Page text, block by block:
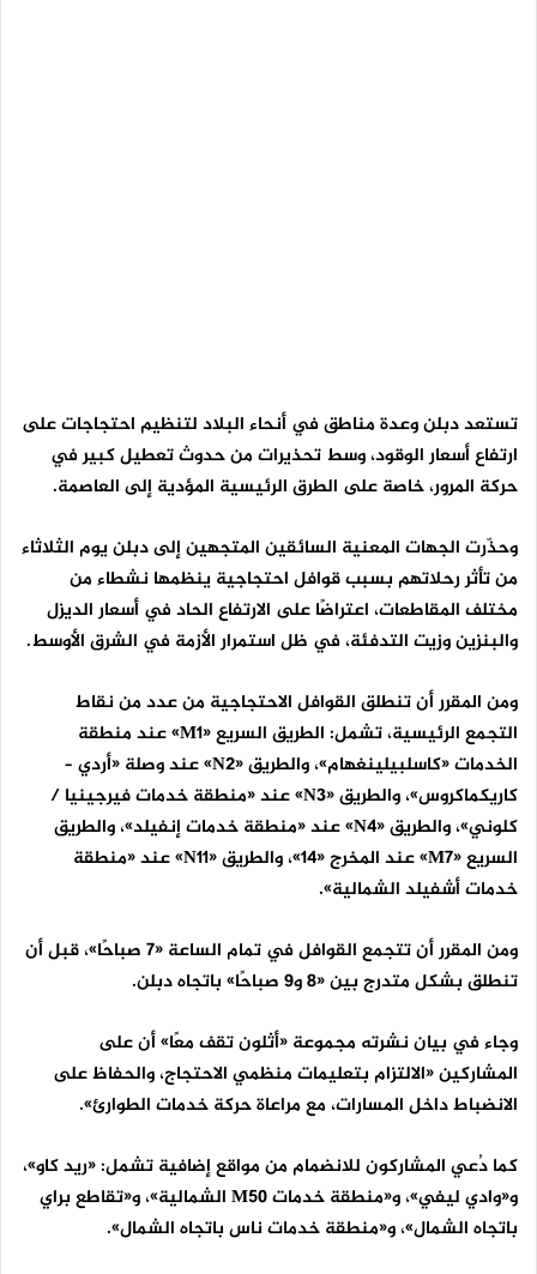
تستعد دبلن وعدة مناطق في أنحاء البلاد لتنظيم احتجاجات على
ارتفاع أسعار الوقود، وسط تحذيرات من حدوث تعطيل كبير في
حركة المرور، خاصة على الطرق الرئيسية المؤدية إلى العاصمة.
وحذّرت الجهات المعنية السائقين المتجهين إلى دبلن يوم الثلاثاء
من تأثر رحلاتهم بسبب قوافل احتجاجية ينظمها نشطاء من
مختلف المقاطعات، اعتراضًا على الارتفاع الحاد في أسعار الديزل
والبنزين وزيت التدفئة، في ظل استمرار الأزمة في الشرق الأوسط.
ومن المقرر أن تنطلق القوافل الاحتجاجية من عدد من نقاط
التجمع الرئيسية، تشمل: الطريق السريع «M1» عند منطقة
الخدمات «كاسلبيلينغهام»، والطريق «N2» عند وصلة «أردي –
كاريكماكروس»، والطريق «N3» عند «منطقة خدمات فيرجينيا /
كلوني»، والطريق «N4» عند «منطقة خدمات إنفيلد»، والطريق
السريع «M7» عند المخرج «14»، والطريق « N11» عند «منطقة
خدمات أشفيلد الشمالية».
ومن المقرر أن تتجمع القوافل في تمام الساعة «7 صباحًا»، قبل أن
تنطلق بشكل متدرج بين «8 و9 صباحًا» باتجاه دبلن.
وجاء في بيان نشرته مجموعة «أثلون تقف معًا» أن على
المشاركين «الالتزام بتعليمات منظمي الاحتجاج، والحفاظ على
الانضباط داخل المسارات، مع مراعاة حركة خدمات الطوارئ».
كما دُعي المشاركون للانضمام من مواقع إضافية تشمل: «ريد كاو»،
و«وادي ليفي»، و«منطقة خدماتM50 الشمالية»، و«تقاطع براي
باتجاه الشمال»، و«منطقة خدمات ناس باتجاه الشمال».